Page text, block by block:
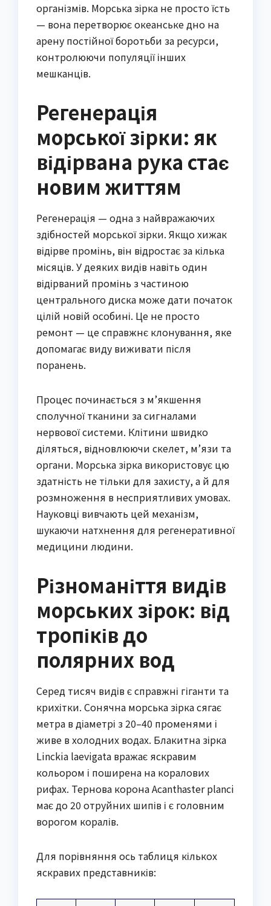
організмів. Морська зірка не просто їсть
— вона перетворює океанське дно на
арену постійної боротьби за ресурси,
контролюючи популяції інших
мешканців.
Регенерація
морської зірки: як
відірвана рука стає
новим життям
Регенерація — одна з найвражаючих
здібностей морської зірки. Якщо хижак
відірве промінь, він відростає за кілька
місяців. У деяких видів навіть один
відірваний промінь з частиною
центрального диска може дати початок
цілій новій особині. Це не просто
ремонт — це справжнє клонування, яке
допомагає виду виживати після
поранень.
Процес починається з м’якшення
сполучної тканини за сигналами
нервової системи. Клітини швидко
діляться, відновлюючи скелет, м’язи та
органи. Морська зірка використовує цю
здатність не тільки для захисту, а й для
розмноження в несприятливих умовах.
Науковці вивчають цей механізм,
шукаючи натхнення для регенеративної
медицини людини.
Різноманіття видів
морських зірок: від
тропіків до
полярних вод
Серед тисяч видів є справжні гіганти та
крихітки. Сонячна морська зірка сягає
метра в діаметрі з 20–40 променями і
живе в холодних водах. Блакитна зірка
Linckia laevigata вражає яскравим
кольором і поширена на коралових
рифах. Тернова корона Acanthaster planci
має до 20 отруйних шипів і є головним
ворогом коралів.
Для порівняння ось таблиця кількох
яскравих представників: